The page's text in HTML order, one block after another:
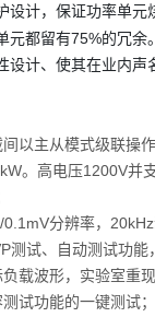
设计，保证功率单元
元都留有75%的冗余
计、使其在业内声
以主从模式级联操
。高电压1200V并
分辨率，20kHz
测试、自动测试功能
载波形，实验室重现
试功能的一键测试；